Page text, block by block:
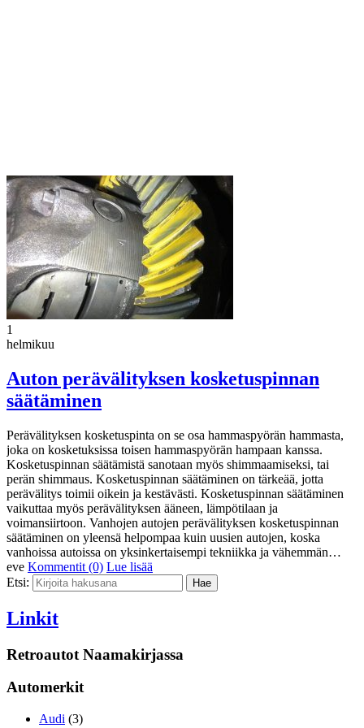
1
helmikuu
Auton perävälityksen kosketuspinnan
säätäminen
Perävälityksen kosketuspinta on se osa hammaspyörän hammasta,
joka on kosketuksissa toisen hammaspyörän hampaan kanssa.
Kosketuspinnan säätämistä sanotaan myös shimmaamiseksi, tai
perän shimmaus. Kosketuspinnan säätäminen on tärkeää, jotta
perävälitys toimii oikein ja kestävästi. Kosketuspinnan säätäminen
vaikuttaa myös perävälityksen ääneen, lämpötilaan ja
voimansiirtoon. Vanhojen autojen perävälityksen kosketuspinnan
säätäminen on yleensä helpompaa kuin uusien autojen, koska
vanhoissa autoissa on yksinkertaisempi tekniikka ja vähemmän…
eve Kommentit (0) Lue lisää
Etsi:
Linkit
Retroautot Naamakirjassa
Automerkit
Audi (3)